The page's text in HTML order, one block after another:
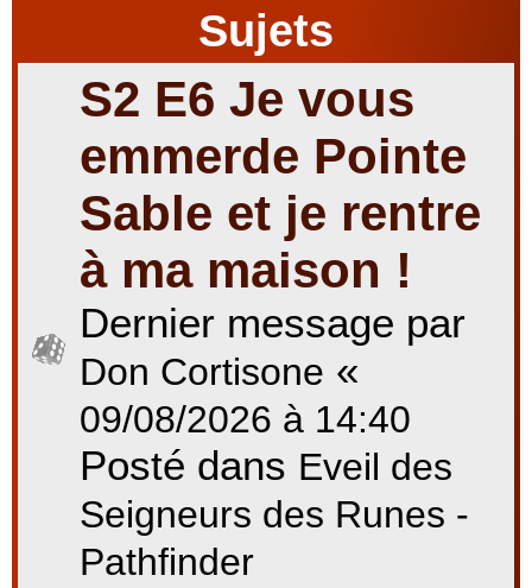
Sujets
S2 E6 Je vous
emmerde Pointe
Sable et je rentre
à ma maison !
Dernier message par
Don Cortisone «
09/08/2026 à 14:40
Posté dans Eveil des
Seigneurs des Runes -
Pathfinder